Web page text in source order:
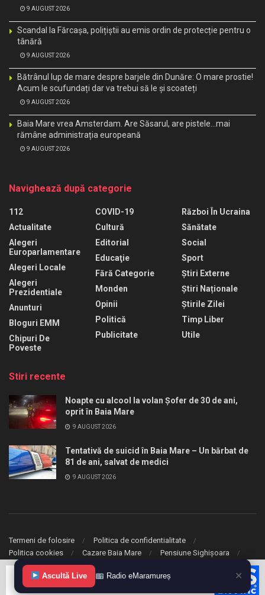
9 AUGUST 2026
Scandal la Fărcașa, polițiștii au emis ordin de protecție pentru o
tânără
9 AUGUST 2026
Bătrânul lup de mare despre barjele din Dunăre: O mare prostie!
Acum le scufundați dar va trebui să le și scoateți
9 AUGUST 2026
Baia Mare vrea Amsterdam. Are Săsarul, are pistele…mai
rămâne administrația europeană
9 AUGUST 2026
Navighează după categorie
112
Actualitate
Alegeri
Europarlamentare
Alegeri Locale
Alegeri
Prezidentiale
Anunturi
Bloguri EMM
Chipuri De
Poveste
COVID-19
Cultură
Editorial
Educaţie
Fără Categorie
Monden
Opinii
Politică
Publicitate
Război În Ucraina
Sănătate
Social
Sport
Știri Externe
Știri Naționale
Știrile Zilei
Timp Liber
Utile
Stiri recente
Noapte cu alcool la volan Șofer de 30 de ani,
oprit în Baia Mare
9 AUGUST 2026
Tentativă de suicid în Baia Mare – Un bărbat de
81 de ani, salvat de medici
9 AUGUST 2026
Termeni de folosire
Politica de confidentialitate
Politica cookies
Cazare Baia Mare Pensiune Sighișoara
© 2020 eMaramures. Toate drepturile rezervate.
Ascultă Live Radio eMaramureș ✕